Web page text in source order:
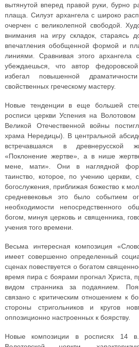
вытянутой вперед правой руки, бурно
плаща. Силуэт архангела с широко
очерчен с великолепной свободой.
внимания на игру складок, стараясь
впечатления обобщенной формой и
линиями. Сравнивая этого
убеждаешься, что автор
избегал повышенной
свойственных греческому мастеру.
Новые тенденции в еще большей
росписи церкви Успения на
Великой Отечественной войны
храма Нередицы). В центральной
встречавшаяся в древнерусской
«Поклонение жертве», а в нише
мене, мати». Они в наглядной
таинство, которое, по учению церкви,
богослужения, приближая божество к
средневековья это было событием
необходимости непосредственного
богом, минуя церковь и священника,
учения того времени.
Весьма интересная композиция
имеет совершенно определенный
сценах повествуется о богатом
время пира с боярами прогнал Христа,
видом странника за подаянием.
связано с критическим отношением к
стороны стригольников и кругов
оппозиционно настроенных к боярству.
Новые композиции в росписях